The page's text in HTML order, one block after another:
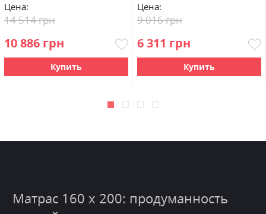
Цена:
10 886 грн
14 514 грн
Купить
Цена:
6 311 грн
9 016 грн
Купить
Матрас 160 x 200: продуманность